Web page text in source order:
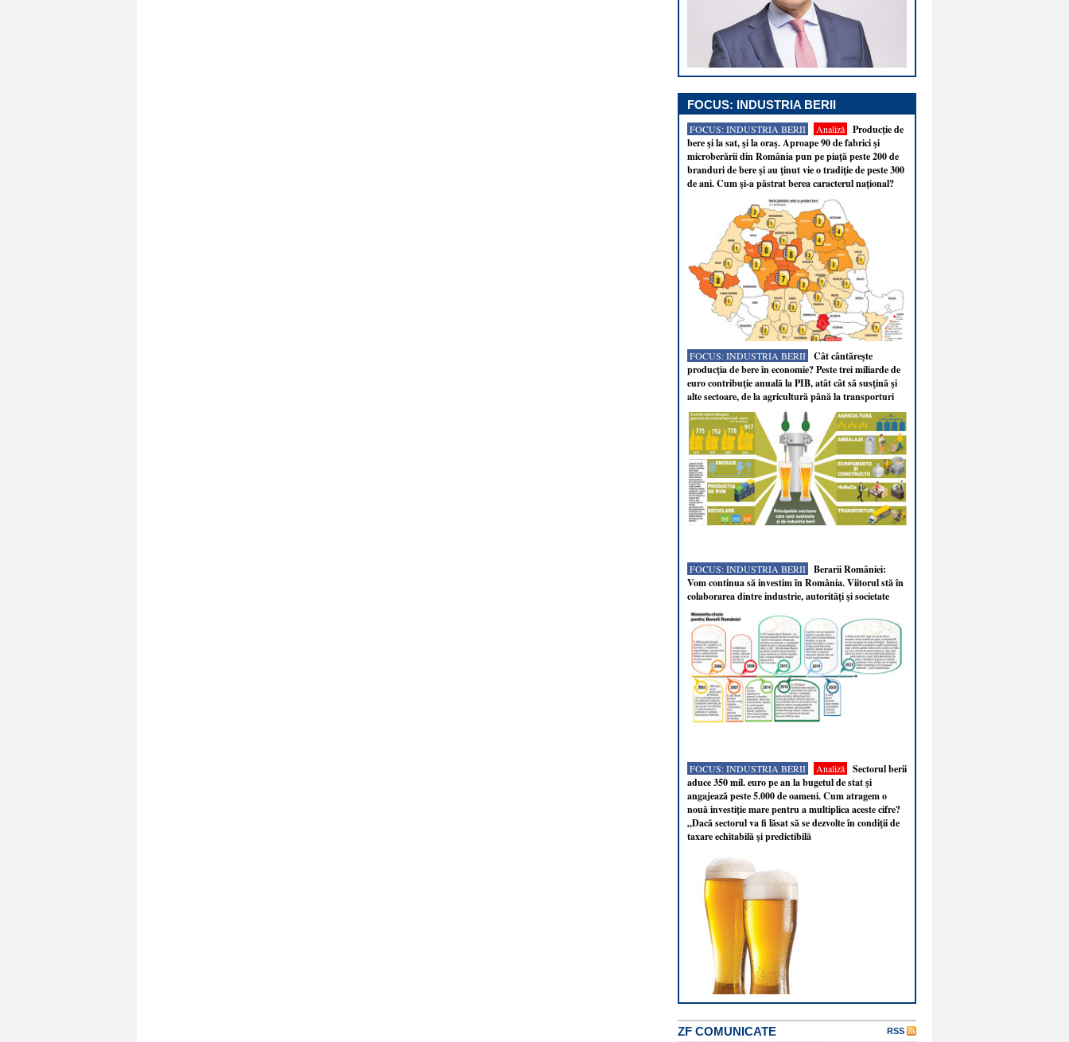
FOCUS: INDUSTRIA BERII
FOCUS: INDUSTRIA BERII Analiză
Producţie de
bere şi la sat, şi la oraş. Aproape 90 de fabrici şi
microberării din România pun pe piaţă peste 200 de
branduri de bere şi au ţinut vie o tradiţie de peste 300
de ani. Cum şi-a păstrat berea caracterul naţional?
FOCUS: INDUSTRIA BERII
Cât cântăreşte
producţia de bere în economie? Peste trei miliarde de
euro contribuţie anuală la PIB, atât cât să susţină şi
alte sectoare, de la agricultură până la transporturi
FOCUS: INDUSTRIA BERII
Berarii României:
Vom continua să investim în România. Viitorul stă în
colaborarea dintre industrie, autorităţi şi societate
FOCUS: INDUSTRIA BERII Analiză
Sectorul berii
aduce 350 mil. euro pe an la bugetul de stat şi
angajează peste 5.000 de oameni. Cum atragem o
nouă investiţie mare pentru a multiplica aceste cifre?
„Dacă sectorul va fi lăsat să se dezvolte în condiţii de
taxare echitabilă şi predictibilă
ZF COMUNICATE RSS